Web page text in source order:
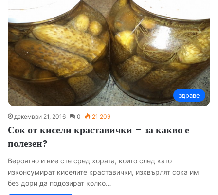
здраве
декември 21, 2016 0 21 209
Сок от кисели краставички – за какво е
полезен?
Вероятно и вие сте сред хората, които след като
изконсумират киселите краставички, изхвърлят сока им,
без дори да подозират колко…